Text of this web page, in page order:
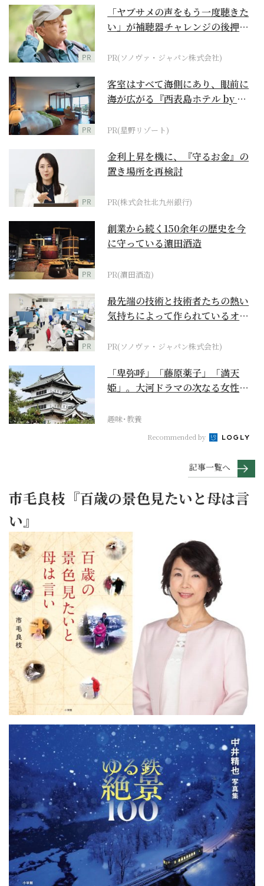
PR
「ヤブサメの声をもう一度聴きた
い」が補聴器チャレンジの後押し
PR(ソノヴァ・ジャパン株式会社)
PR
客室はすべて海側にあり、眼前に
海が広がる『西表島ホテル by 星
PR(星野リゾート)
PR
金利上昇を機に、『守るお金』の
置き場所を再検討
PR(株式会社北九州銀行)
PR
創業から続く150余年の歴史を今
に守っている濵田酒造
PR(濵田酒造)
PR
最先端の技術と技術者たちの熱い
気持ちによって作られているオー
PR(ソノヴァ・ジャパン株式会社)
「卑弥呼」「藤原薬子」「満天
姫」。大河ドラマの次なる女性主
趣味･教養
Recommended by
記事一覧へ
市毛良枝『百歳の景色見たいと母は言
い』